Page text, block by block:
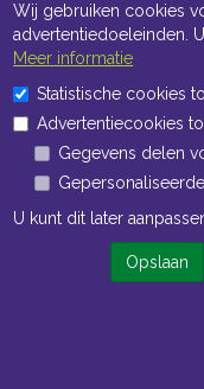
Openingstijden
ma t/m vr 8:30 uur tot
ma t/m vr 7:00 uur tot
Wij gebruiken cookies
advertentiedoeleinden.
Meer informatie
Statistische cookies
Advertentiecookies
Gegevens delen
U kunt dit later
Opslaan